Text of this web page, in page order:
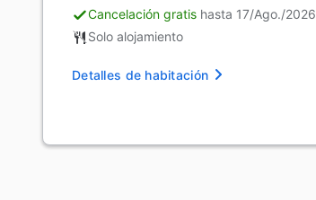
Cancelación gratis hasta 17/Ago./2026
Solo alojamiento
Detalles de habitación